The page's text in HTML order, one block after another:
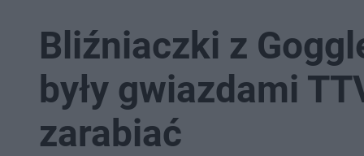
Bliźniaczki z
były gwiazdami
zarabiać